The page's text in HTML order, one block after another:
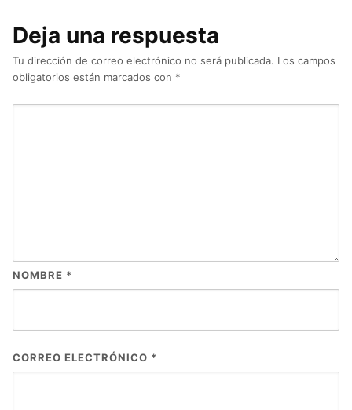
Deja una respuesta
Tu dirección de correo electrónico no será publicada. Los campos
obligatorios están marcados con *
NOMBRE *
CORREO ELECTRÓNICO *